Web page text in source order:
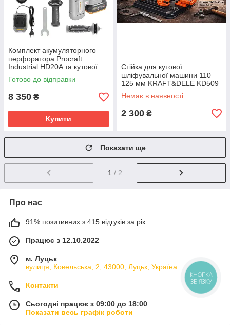
Комплект акумуляторного
перфоратора Procraft
Industrial HD20A та кутової
шліфувальної машини
Procraft Industrial AG125B
Готово до відправки
8 350 ₴
Купити
Стійка для кутової
шліфувальної машини 110–
125 мм KRAFT&DELE KD509
Немає в наявності
2 300 ₴
Показати ще
1 / 2
Про нас
91% позитивних з 415 відгуків за рік
Працює з 12.10.2022
м. Луцьк
вулиця, Ковельська, 2, 43000, Луцьк, Україна
Контакти
Сьогодні працює з 09:00 до 18:00
Показати весь графік роботи
КНОПКА
ЗВ'ЯЗКУ